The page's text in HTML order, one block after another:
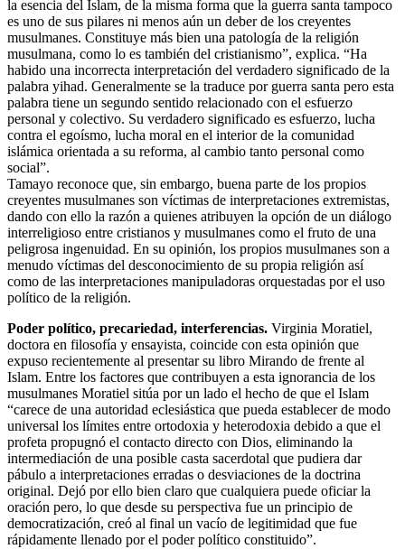
la esencia del Islam, de la misma forma que la guerra santa tampoco
es uno de sus pilares ni menos aún un deber de los creyentes
musulmanes. Constituye más bien una patología de la religión
musulmana, como lo es también del cristianismo”, explica. “Ha
habido una incorrecta interpretación del verdadero significado de la
palabra yihad. Generalmente se la traduce por guerra santa pero esta
palabra tiene un segundo sentido relacionado con el esfuerzo
personal y colectivo. Su verdadero significado es esfuerzo, lucha
contra el egoísmo, lucha moral en el interior de la comunidad
islámica orientada a su reforma, al cambio tanto personal como
social”.
Tamayo reconoce que, sin embargo, buena parte de los propios
creyentes musulmanes son víctimas de interpretaciones extremistas,
dando con ello la razón a quienes atribuyen la opción de un diálogo
interreligioso entre cristianos y musulmanes como el fruto de una
peligrosa ingenuidad. En su opinión, los propios musulmanes son a
menudo víctimas del desconocimiento de su propia religión así
como de las interpretaciones manipuladoras orquestadas por el uso
político de la religión.
Poder político, precariedad, interferencias. Virginia Moratiel,
doctora en filosofía y ensayista, coincide con esta opinión que
expuso recientemente al presentar su libro Mirando de frente al
Islam. Entre los factores que contribuyen a esta ignorancia de los
musulmanes Moratiel sitúa por un lado el hecho de que el Islam
“carece de una autoridad eclesiástica que pueda establecer de modo
universal los límites entre ortodoxia y heterodoxia debido a que el
profeta propugnó el contacto directo con Dios, eliminando la
intermediación de una posible casta sacerdotal que pudiera dar
pábulo a interpretaciones erradas o desviaciones de la doctrina
original. Dejó por ello bien claro que cualquiera puede oficiar la
oración pero, lo que desde su perspectiva fue un principio de
democratización, creó al final un vacío de legitimidad que fue
rápidamente llenado por el poder político constituido”.